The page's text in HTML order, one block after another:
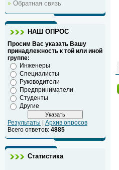
Обратная связь
НАШ ОПРОС
Просим Вас указать Вашу
принадлежность к той или иной
группе:
Инженеры
Специалисты
Руководители
Предприниматели
Студенты
Другие
Результаты
Архив опросов
Всего ответов: 4885
Статистика